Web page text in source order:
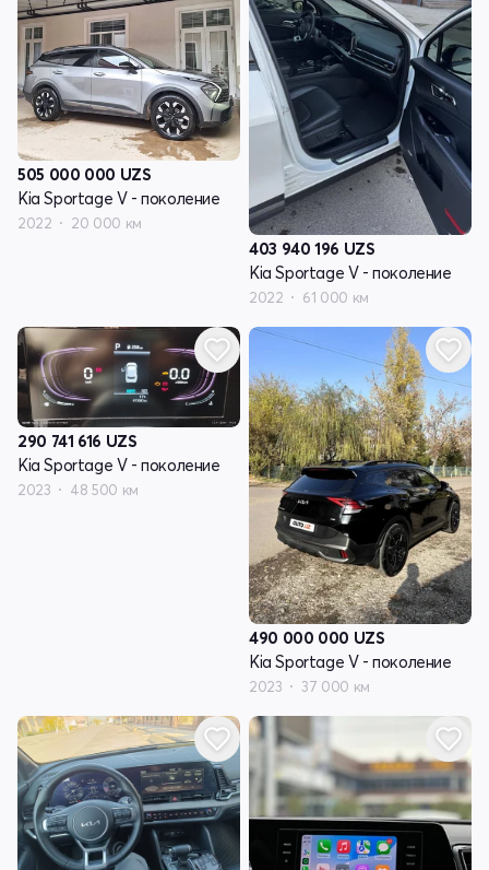
505 000 000 UZS
Kia Sportage V - поколение
2022 20 000 км
403 940 196 UZS
Kia Sportage V - поколение
2022 61 000 км
290 741 616 UZS
Kia Sportage V - поколение
2023 48 500 км
490 000 000 UZS
Kia Sportage V - поколение
2023 37 000 км